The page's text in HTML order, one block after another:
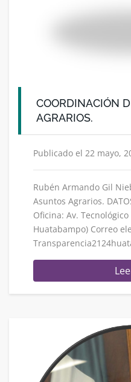
COORDINACIÓN
AGRARIOS.
Publicado el 22 mayo,
Rubén Armando Gil
Asuntos Agrarios.
Oficina: Av.
Huatabampo) Correo